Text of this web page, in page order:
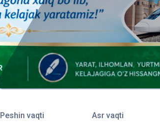
Peshin vaqti Asr vaqti